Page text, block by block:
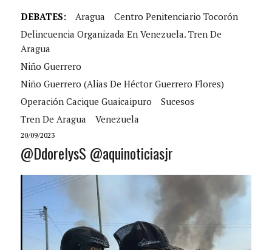
DEBATES: Aragua
Centro Penitenciario Tocorón
Delincuencia Organizada En Venezuela. Tren De
Aragua
Niño Guerrero
Niño Guerrero (alias De Héctor Guerrero Flores)
Operación Cacique Guaicaipuro
Sucesos
Tren De Aragua
Venezuela
20/09/2023
@DdorelysS @aquinoticiasjr